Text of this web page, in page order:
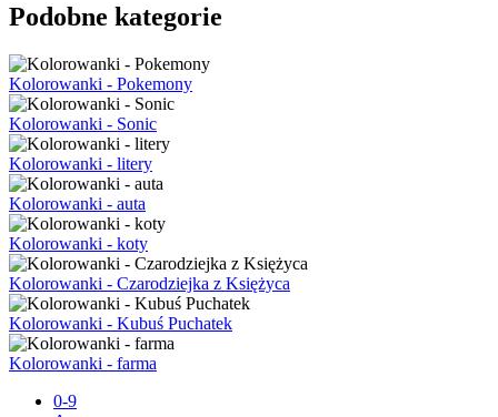
Podobne kategorie
Kolorowanki - Pokemony
Kolorowanki - Sonic
Kolorowanki - litery
Kolorowanki - auta
Kolorowanki - koty
Kolorowanki - Czarodziejka z Księżyca
Kolorowanki - Kubuś Puchatek
Kolorowanki - farma
0-9